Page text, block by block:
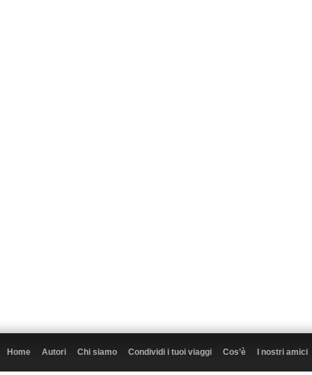
Home Autori Chi siamo Condividi i tuoi viaggi Cos’è I nostri amici